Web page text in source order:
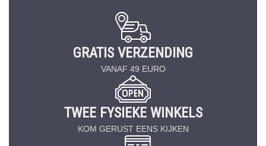
GRATIS VERZENDING
VANAF 49 EURO
TWEE FYSIEKE WINKELS
KOM GERUST EENS KIJKEN